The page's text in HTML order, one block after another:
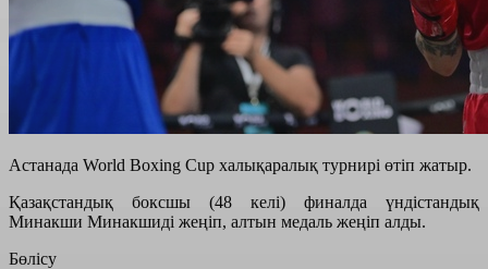
Астанада World Boxing Cup халықаралық турнирі өтіп жатыр.
Қазақстандық боксшы (48 келі) финалда үндістандық
Минакши Минакшиді жеңіп, алтын медаль жеңіп алды.
Бөлісу